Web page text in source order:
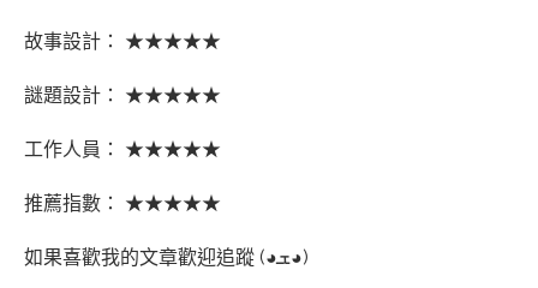
故事設計： ★★★★★
謎題設計： ★★★★★
工作人員： ★★★★★
推薦指數： ★★★★★
如果喜歡我的文章歡迎追蹤 (◕ܫ◕)